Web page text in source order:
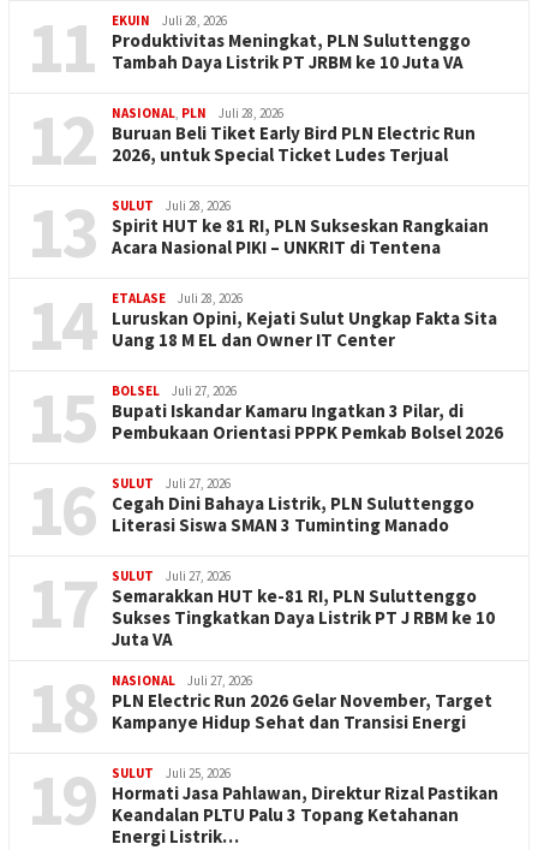
11 EKUIN Juli 28, 2026
Produktivitas Meningkat, PLN Suluttenggo
Tambah Daya Listrik PT JRBM ke 10 Juta VA
12 NASIONAL, PLN Juli 28, 2026
Buruan Beli Tiket Early Bird PLN Electric Run
2026, untuk Special Ticket Ludes Terjual
13 SULUT Juli 28, 2026
Spirit HUT ke 81 RI, PLN Sukseskan Rangkaian
Acara Nasional PIKI – UNKRIT di Tentena
14 ETALASE Juli 28, 2026
Luruskan Opini, Kejati Sulut Ungkap Fakta Sita
Uang 18 M EL dan Owner IT Center
15 BOLSEL Juli 27, 2026
Bupati Iskandar Kamaru Ingatkan 3 Pilar, di
Pembukaan Orientasi PPPK Pemkab Bolsel 2026
16 SULUT Juli 27, 2026
Cegah Dini Bahaya Listrik, PLN Suluttenggo
Literasi Siswa SMAN 3 Tuminting Manado
17 SULUT Juli 27, 2026
Semarakkan HUT ke-81 RI, PLN Suluttenggo
Sukses Tingkatkan Daya Listrik PT J RBM ke 10
Juta VA
18 NASIONAL Juli 27, 2026
PLN Electric Run 2026 Gelar November, Target
Kampanye Hidup Sehat dan Transisi Energi
19 SULUT Juli 25, 2026
Hormati Jasa Pahlawan, Direktur Rizal Pastikan
Keandalan PLTU Palu 3 Topang Ketahanan
Energi Listrik…